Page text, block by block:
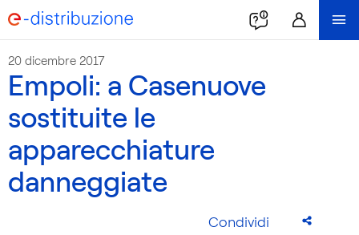
20 dicembre 2017
Empoli: a Casenuove
sostituite le
apparecchiature
danneggiate
Condividi